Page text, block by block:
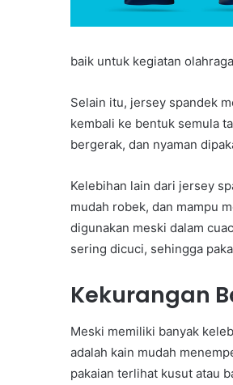
baik untuk kegiatan
Selain itu, jersey spandek
kembali ke bentuk semula
bergerak, dan nyaman
Kelebihan lain dari jersey
mudah robek, dan mampu
digunakan meski dalam
sering dicuci, sehingga
Kekurangan
Meski memiliki banyak
adalah kain mudah
pakaian terlihat kusut atau